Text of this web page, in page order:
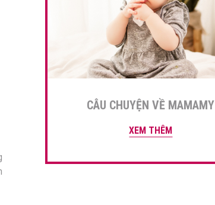
CÂU CHUYỆN VỀ MAMAMY
XEM THÊM